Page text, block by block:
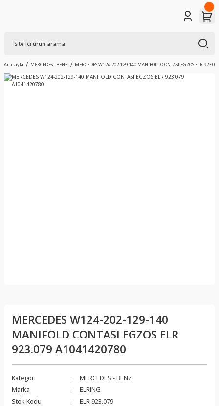
Anasayfa MERCEDES - BENZ MERCEDES W124-202-129-140 MANIFOLD CONTASI EGZOS ELR
MERCEDES W124-202-129-140
MANIFOLD CONTASI EGZOS ELR
923.079 A1041420780
Kategori
MERCEDES - BENZ
Marka
ELRING
Stok Kodu
ELR 923.079